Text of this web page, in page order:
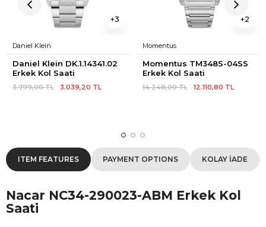
3
Daniel Klein
Daniel Klein DK.1.14341.02
Erkek Kol Saati
3.039,20 TL
3.799,00 TL
2
Momentus
Momentus TM348S-04SS
Erkek Kol Saati
12.110,80 TL
14.248,00 TL
ITEM FEATURES PAYMENT OPTIONS KOLAY İADE
Nacar NC34-290023-ABM Erkek Kol
Saati